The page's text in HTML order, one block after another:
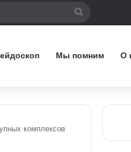
Мы помним О
комплексов